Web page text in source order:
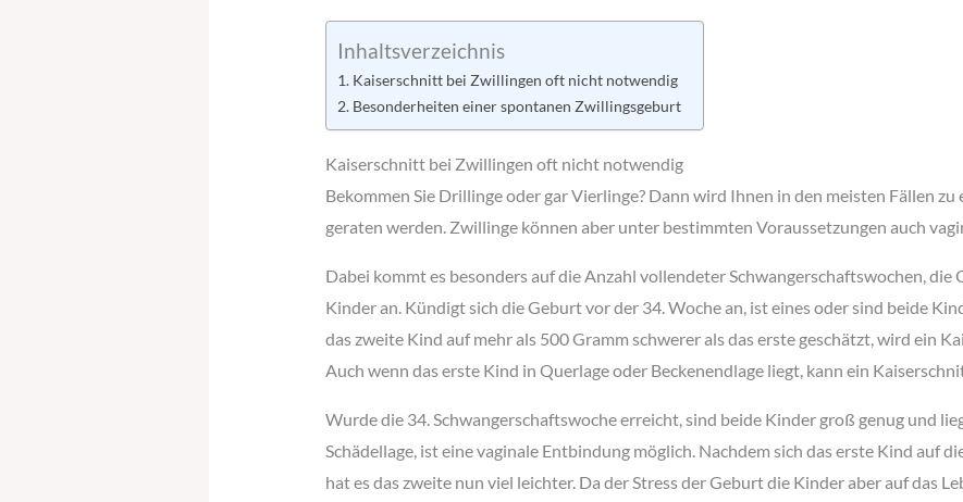
Inhaltsverzeichnis
Kaiserschnitt bei Zwillingen oft nicht notwendig
Besonderheiten einer spontanen Zwillingsgeburt
Kaiserschnitt bei Zwillingen oft nicht notwendig
Bekommen Sie Drillinge oder gar Vierlinge? Dann wird Ihnen in den meisten Fällen
geraten werden. Zwillinge können aber unter bestimmten Voraussetzungen auch
Dabei kommt es besonders auf die Anzahl vollendeter Schwangerschaftswochen, die
Kinder an. Kündigt sich die Geburt vor der 34. Woche an, ist eines oder sind beide
das zweite Kind auf mehr als 500 Gramm schwerer als das erste geschätzt, wird ein
Auch wenn das erste Kind in Querlage oder Beckenendlage liegt, kann ein
Wurde die 34. Schwangerschaftswoche erreicht, sind beide Kinder groß genug und
Schädellage, ist eine vaginale Entbindung möglich. Nachdem sich das erste Kind auf
hat es das zweite nun viel leichter. Da der Stress der Geburt die Kinder aber auf das